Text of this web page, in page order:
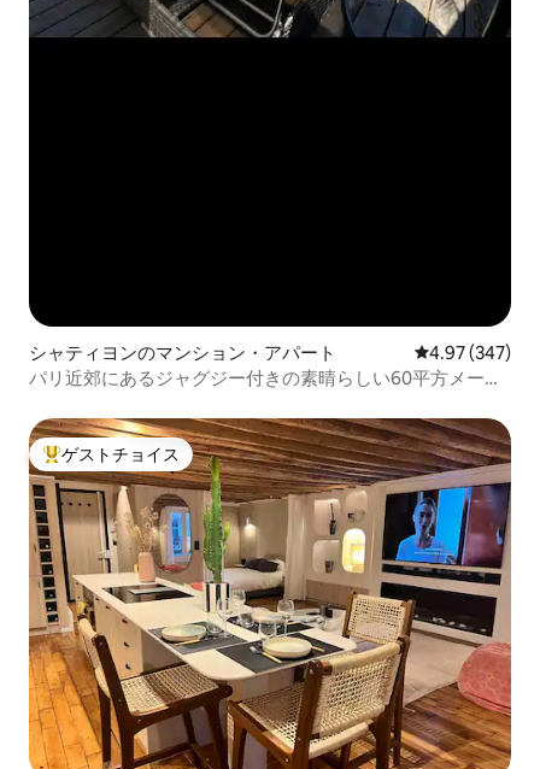
シャティヨンのマンション・アパート レビュー347
4.97 (347)
パリ近郊にあるジャグジー付きの素晴らしい60平方メート
大好評のゲストチョイスです。
ゲストチョイス